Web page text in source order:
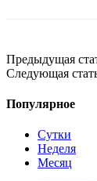
Предыдущая
Следующая
Популярное
Сутки
Неделя
Месяц